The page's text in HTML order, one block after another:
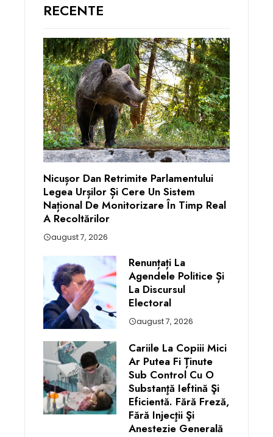
RECENTE
Nicușor Dan Retrimite Parlamentului
Legea Urșilor Și Cere Un Sistem
Național De Monitorizare În Timp Real
A Recoltărilor
august 7, 2026
Renunțați La
Agendele Politice Și
La Discursul
Electoral
august 7, 2026
Cariile La Copiii Mici
Ar Putea Fi Ținute
Sub Control Cu O
Substanţă Ieftină Şi
Eficientă. Fără Freză,
Fără Injecţii Şi
Anestezie Generală